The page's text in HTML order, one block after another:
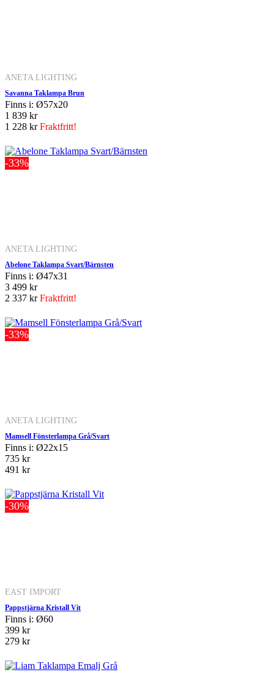
ANETA LIGHTING
Savanna Taklampa Brun
Finns i: Ø57x20
1 839 kr
1 228 krFraktfritt!
-33%
ANETA LIGHTING
Abelone Taklampa Svart/Bärnsten
Finns i: Ø47x31
3 499 kr
2 337 krFraktfritt!
-33%
ANETA LIGHTING
Mamsell Fönsterlampa Grå/Svart
Finns i: Ø22x15
735 kr
491 kr
-30%
EAST IMPORT
Pappstjärna Kristall Vit
Finns i: Ø60
399 kr
279 kr